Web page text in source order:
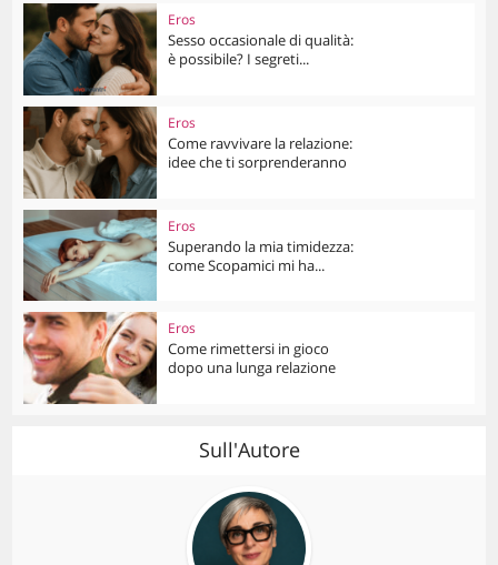
Eros
Sesso occasionale di qualità:
è possibile? I segreti...
Eros
Come ravvivare la relazione:
idee che ti sorprenderanno
Eros
Superando la mia timidezza:
come Scopamici mi ha...
Eros
Come rimettersi in gioco
dopo una lunga relazione
Sull'Autore